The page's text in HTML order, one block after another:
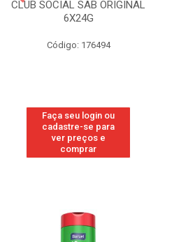
CLUB SOCIAL SAB ORIGINAL
6X24G
Código: 176494
Faça seu login ou
cadastre-se para
ver preços e
comprar